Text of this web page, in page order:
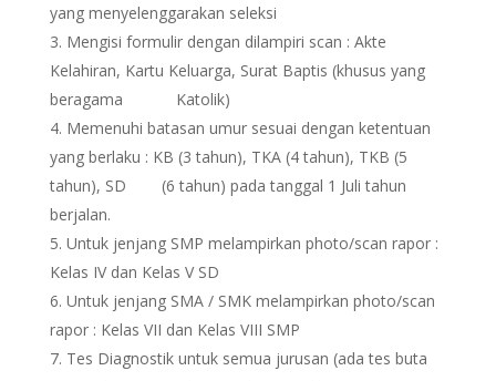
yang menyelenggarakan seleksi
Mengisi formulir dengan dilampiri scan : Akte
Kelahiran, Kartu Keluarga, Surat Baptis (khusus yang
beragama Katolik)
Memenuhi batasan umur sesuai dengan ketentuan
yang berlaku : KB (3 tahun), TKA (4 tahun), TKB (5
tahun), SD (6 tahun) pada tanggal 1 Juli tahun
berjalan.
Untuk jenjang SMP melampirkan photo/scan rapor :
Kelas IV dan Kelas V SD
Untuk jenjang SMA / SMK melampirkan photo/scan
rapor : Kelas VII dan Kelas VIII SMP
Tes Diagnostik untuk semua jurusan (ada tes buta